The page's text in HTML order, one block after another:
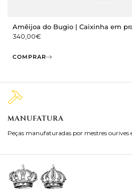
Amêijoa do Bugio | Caixinha em
340,00€
COMPRAR
MANUFATURA
Peças manufaturadas por mestres ourives